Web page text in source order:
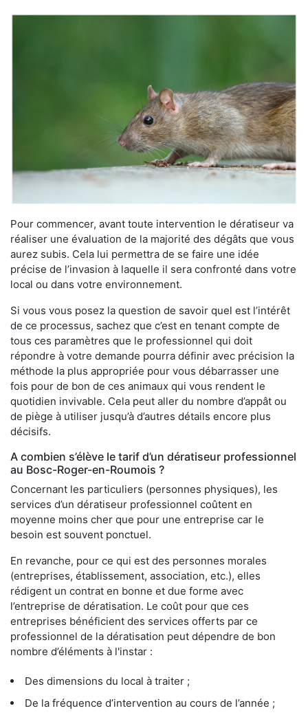
Pour commencer, avant toute intervention le dératiseur va
réaliser une évaluation de la majorité des dégâts que vous
aurez subis. Cela lui permettra de se faire une idée
précise de l’invasion à laquelle il sera confronté dans votre
local ou dans votre environnement.
Si vous vous posez la question de savoir quel est l’intérêt
de ce processus, sachez que c’est en tenant compte de
tous ces paramètres que le professionnel qui doit
répondre à votre demande pourra définir avec précision la
méthode la plus appropriée pour vous débarrasser une
fois pour de bon de ces animaux qui vous rendent le
quotidien invivable. Cela peut aller du nombre d’appât ou
de piège à utiliser jusqu’à d’autres détails encore plus
décisifs.
A combien s’élève le tarif d’un dératiseur professionnel
au Bosc-Roger-en-Roumois ?
Concernant les particuliers (personnes physiques), les
services d’un dératiseur professionnel coûtent en
moyenne moins cher que pour une entreprise car le
besoin est souvent ponctuel.
En revanche, pour ce qui est des personnes morales
(entreprises, établissement, association, etc.), elles
rédigent un contrat en bonne et due forme avec
l’entreprise de dératisation. Le coût pour que ces
entreprises bénéficient des services offerts par ce
professionnel de la dératisation peut dépendre de bon
nombre d’éléments à l'instar :
Des dimensions du local à traiter ;
De la fréquence d’intervention au cours de l’année ;